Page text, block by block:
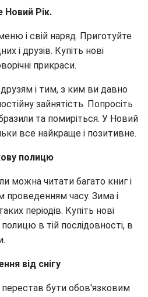
Новий Рік.
і свій наряд. Приготуйте
і друзів. Купіть нові
прикраси.
і тим, з ким ви давно
зайнятість. Попросіть
та помиріться. У Новий
все найкраще і позитивне.
полицю
можна читати багато книг і
проведенням часу. Зима і
періодів. Купіть нові
в тій послідовності, в
від снігу
бути обов'язковим